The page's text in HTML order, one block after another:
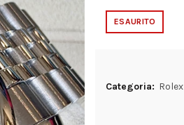
ESAURITO
Categoria: Rolex